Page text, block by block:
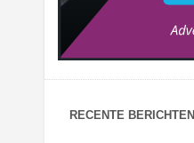
RECENTE BERICHTEN